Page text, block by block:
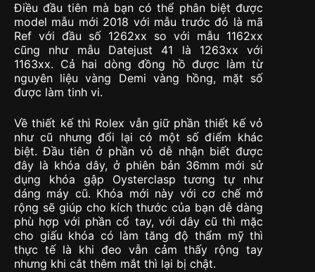
Điều đầu tiên mà bạn có thể phân biệt được
model mẫu mới 2018 với mẫu trước đó là mã
Ref với đầu số 1262xx so với mẫu 1162xx
cũng như mẫu Datejust 41 là 1263xx với
1163xx. Cả hai dòng đồng hồ được làm từ
nguyên liệu vàng Demi vàng hồng, mặt số
được làm tinh vi.
Về thiết kế thì Rolex vẫn giữ phần thiết kế vỏ
như cũ nhưng đổi lại có một số điểm khác
biệt. Đầu tiên ở phần vỏ dễ nhận biết được
đây là khóa dây, ở phiên bản 36mm mới sử
dụng khóa gập Oysterclasp tương tự như
dáng máy cũ. Khóa mới này với cơ chế mở
rộng sẽ giúp cho kích thước của bạn dễ dàng
phù hợp với phần cổ tay, với dây cũ thì mặc
cho giấu khóa có làm tăng độ thẩm mỹ thì
thực tế là khi đeo vẫn cảm thấy rộng tay
nhưng khi cắt thêm mắt thì lại bị chật.